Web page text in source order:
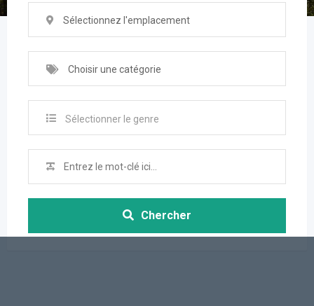
Sélectionnez l'emplacement
Choisir une catégorie
Sélectionner le genre
Chercher